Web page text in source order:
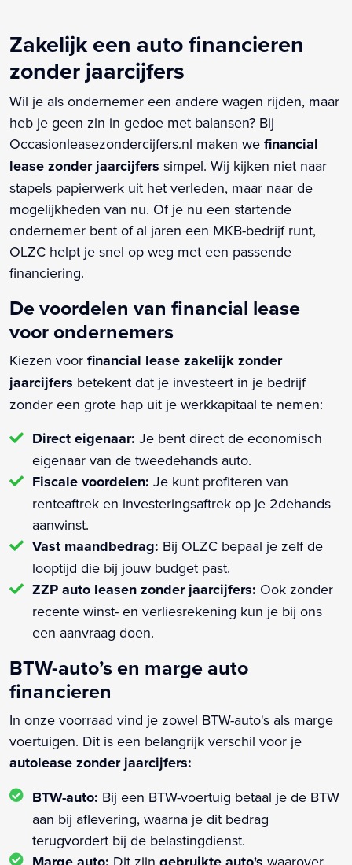
Zakelijk een auto financieren
zonder jaarcijfers
Wil je als ondernemer een andere wagen rijden, maar
heb je geen zin in gedoe met balansen? Bij
Occasionleasezondercijfers.nl maken we financial
lease zonder jaarcijfers simpel. Wij kijken niet naar
stapels papierwerk uit het verleden, maar naar de
mogelijkheden van nu. Of je nu een startende
ondernemer bent of al jaren een MKB-bedrijf runt,
OLZC helpt je snel op weg met een passende
financiering.
De voordelen van financial lease
voor ondernemers
Kiezen voor financial lease zakelijk zonder
jaarcijfers betekent dat je investeert in je bedrijf
zonder een grote hap uit je werkkapitaal te nemen:
Direct eigenaar: Je bent direct de economisch
eigenaar van de tweedehands auto.
Fiscale voordelen: Je kunt profiteren van
renteaftrek en investeringsaftrek op je 2dehands
aanwinst.
Vast maandbedrag: Bij OLZC bepaal je zelf de
looptijd die bij jouw budget past.
ZZP auto leasen zonder jaarcijfers: Ook zonder
recente winst- en verliesrekening kun je bij ons
een aanvraag doen.
BTW-auto’s en marge auto
financieren
In onze voorraad vind je zowel BTW-auto's als marge
voertuigen. Dit is een belangrijk verschil voor je
autolease zonder jaarcijfers:
BTW-auto: Bij een BTW-voertuig betaal je de BTW
aan bij aflevering, waarna je dit bedrag
terugvordert bij de belastingdienst.